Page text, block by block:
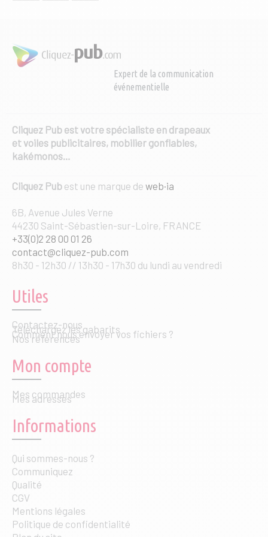
du
produit
Expert de la communication
événementielle
Cliquez Pub est votre spécialiste en drapeaux
et voiles publicitaires, mobilier gonflables,
kakémonos…
Cliquez Pub est une marque de web·ia
6B, Avenue Jules Verne
44230 Saint-Sébastien-sur-Loire, FRANCE
+33(0)2 28 00 01 26
contact@cliquez-pub.com
8h30 - 12h30 // 13h30 - 17h30 du lundi au vendredi
Utiles
Contactez-nous
Téléchargez les gabarits
Comment nous envoyer vos fichiers ?
Nos références
Mon compte
Mes commandes
Mes adresses
Informations
Qui sommes-nous ?
Communiquez
Qualité
CGV
Mentions légales
Politique de confidentialité